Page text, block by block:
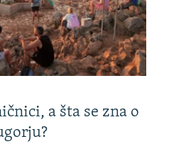
a šta se zna o